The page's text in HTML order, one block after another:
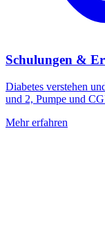
Schulungen &
Diabetes verstehen
und 2, Pumpe und
Mehr erfahren